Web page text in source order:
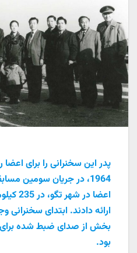
1964، در جریان سومین
اعضا
ارائه دادند. ابتدای سخنرانی
بخش از صدای ضبط شده
بود.